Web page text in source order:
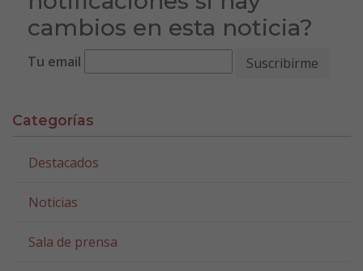
cambios en esta noticia?
Tu email
Categorías
Destacados
Noticias
Sala de prensa